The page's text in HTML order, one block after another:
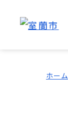
ホーム